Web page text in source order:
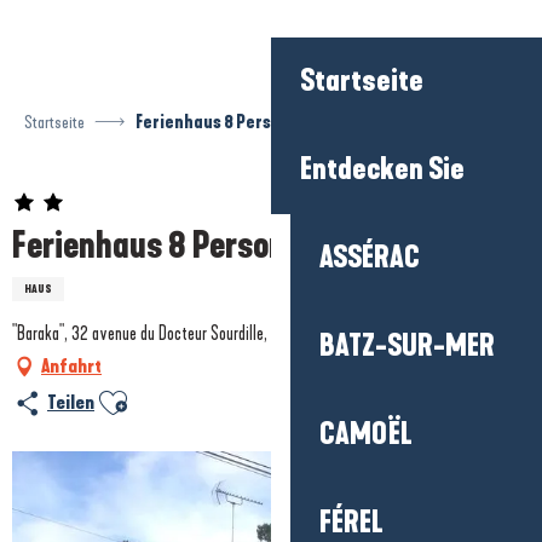
Startseite
Entdecken Sie
ASSÉRAC
BATZ-SUR-MER
CAMOËL
FÉREL
Startseite Ferienhaus 8 Personen: Madame Defer
Ferienhaus 8 Personen: Madame Defer
HAUS
"Baraka", 32 avenue du Docteur Sourdille, 44510 Le Pouliguen
Anfahrt
Teilen Ajouter aux favoris